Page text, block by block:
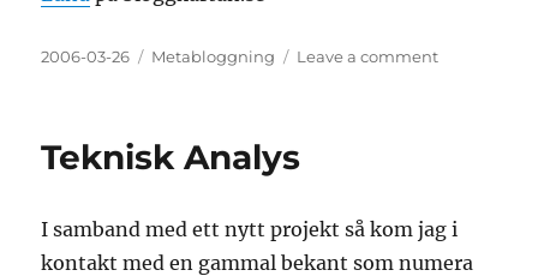
Posted
2006-03-26 Categories
Metabloggning Leave a commenton
Teknisk Analys
I samband med ett nytt projekt så kom jag i
kontakt med en gammal bekant som numera